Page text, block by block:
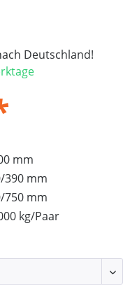
Deutschland!
mm
390 mm
750 mm
kg/Paar